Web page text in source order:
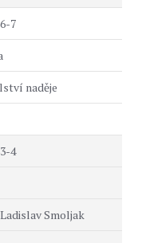
7
naděje
4
Smoljak